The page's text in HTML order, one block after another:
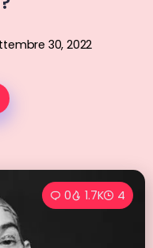
30, 2022
0 1.7K 4